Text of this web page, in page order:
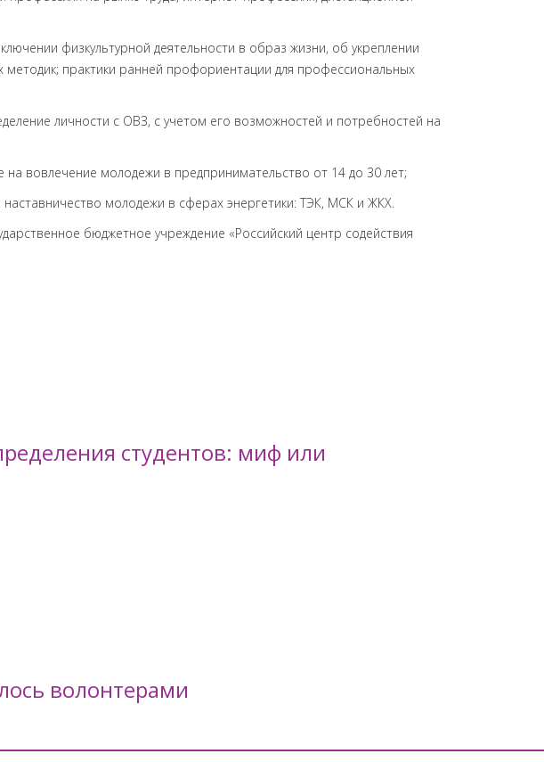
физкультурной деятельности в образ жизни, об укреплении
практики ранней профориентации для профессиональных
личности с ОВЗ, с учетом его возможностей и потребностей на
на вовлечение молодежи в предпринимательство от 14 до 30 лет;
молодежи в сферах энергетики: ТЭК, МСК и ЖКХ.
бюджетное учреждение «Российский центр содействия
студентов: миф или
волонтерами